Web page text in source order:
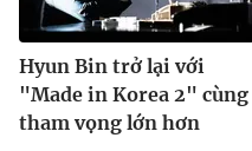
Hyun Bin trở lại với
"Made in Korea 2" cùng
tham vọng lớn hơn